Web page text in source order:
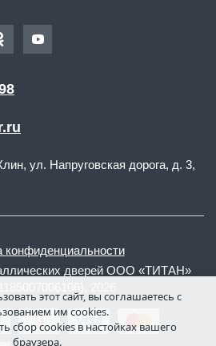
, ул. Напруговская дорога, д. 3,
конфиденциальности
дверей ООО «ТИТАН»
этот сайт, вы соглашаетесь с
им cookies.
сбор cookies в настойках вашего
браузера.